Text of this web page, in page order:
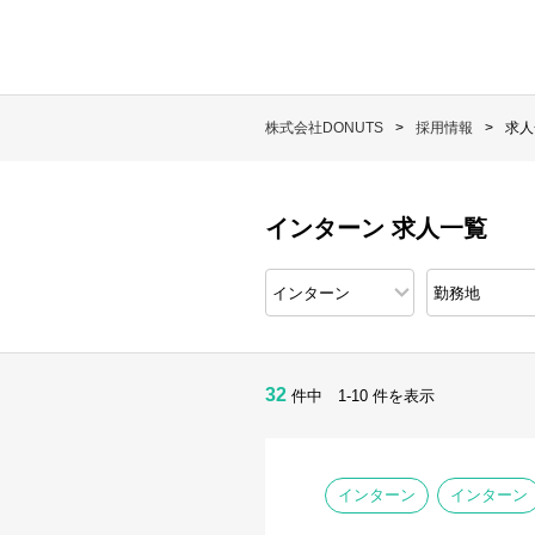
株式会社DONUTS 採用情報 求
インターン 求人一覧
32 件中 1-10 件を表示
インターン インターン